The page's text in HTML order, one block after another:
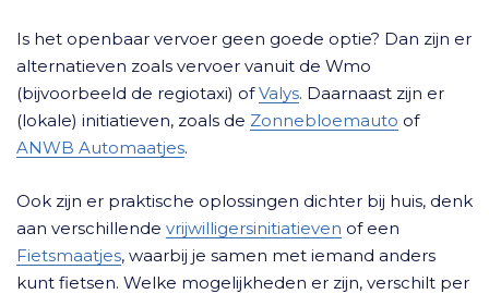
Is het openbaar vervoer geen goede optie? Dan zijn er
alternatieven zoals vervoer vanuit de Wmo
(bijvoorbeeld de regiotaxi) ofValys. Daarnaast zijn er
(lokale) initiatieven, zoals de Zonnebloemauto of
ANWB Automaatjes.
Ook zijn er praktische oplossingen dichter bij huis, denk
aan verschillende vrijwilligersinitiatieven of een
Fietsmaatjes, waarbij je samen met iemand anders
kunt fietsen. Welke mogelijkheden er zijn, verschilt per